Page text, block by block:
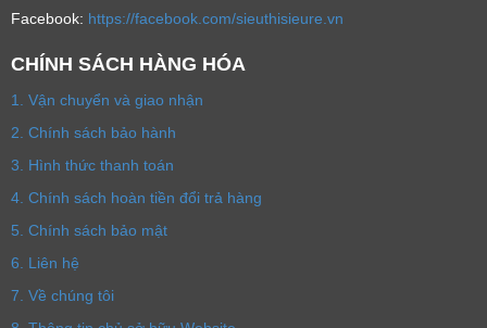
Facebook: https://facebook.com/sieuthisieure.vn
CHÍNH SÁCH HÀNG HÓA
1. Vận chuyển và giao nhận
2. Chính sách bảo hành
3. Hình thức thanh toán
4. Chính sách hoàn tiền đổi trả hàng
5. Chính sách bảo mật
6. Liên hệ
7. Về chúng tôi